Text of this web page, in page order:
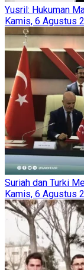
Yusril: Hukuman
Kamis, 6 Agustus
Suriah dan Turki
Kamis, 6 Agustus